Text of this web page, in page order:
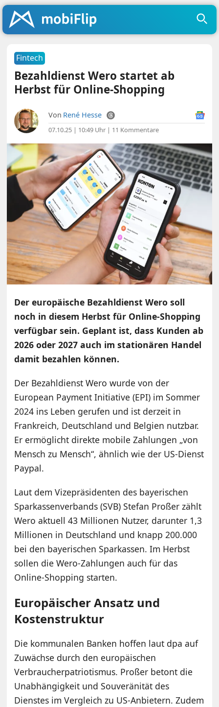
Fintech
Bezahldienst Wero startet ab
Herbst für Online-Shopping
Von René Hesse
07.10.25 | 10:49 Uhr | 11 Kommentare
Der europäische Bezahldienst Wero soll
noch in diesem Herbst für Online-Shopping
verfügbar sein. Geplant ist, dass Kunden ab
2026 oder 2027 auch im stationären Handel
damit bezahlen können.
Der Bezahldienst Wero wurde von der
European Payment Initiative (EPI) im Sommer
2024 ins Leben gerufen und ist derzeit in
Frankreich, Deutschland und Belgien nutzbar.
Er ermöglicht direkte mobile Zahlungen „von
Mensch zu Mensch“, ähnlich wie der US-Dienst
Paypal.
Laut dem Vizepräsidenten des bayerischen
Sparkassenverbands (SVB) Stefan Proßer zählt
Wero aktuell 43 Millionen Nutzer, darunter 1,3
Millionen in Deutschland und knapp 200.000
bei den bayerischen Sparkassen. Im Herbst
sollen die Wero-Zahlungen auch für das
Online-Shopping starten.
Europäischer Ansatz und
Kostenstruktur
Die kommunalen Banken hoffen laut dpa auf
Zuwächse durch den europäischen
Verbraucherpatriotismus. Proßer betont die
Unabhängigkeit und Souveränität des
Dienstes im Vergleich zu US-Anbietern. Zudem